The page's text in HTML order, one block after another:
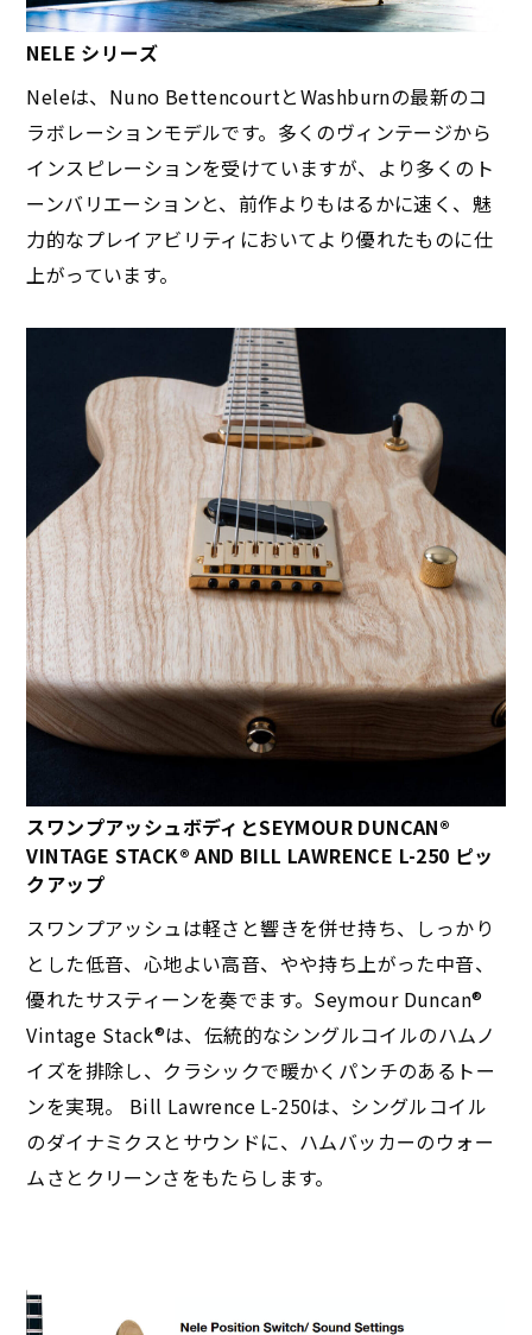
NELE シリーズ
Neleは、Nuno BettencourtとWashburnの最新のコ
ラボレーションモデルです。多くのヴィンテージから
インスピレーションを受けていますが、より多くのト
ーンバリエーションと、前作よりもはるかに速く、魅
力的なプレイアビリティにおいてより優れたものに仕
上がっています。
スワンプアッシュボディとSEYMOUR DUNCAN®
VINTAGE STACK® AND BILL LAWRENCE L-250 ピッ
クアップ
スワンプアッシュは軽さと響きを併せ持ち、しっかり
とした低音、心地よい高音、やや持ち上がった中音、
優れたサスティーンを奏でます。Seymour Duncan®
Vintage Stack®は、伝統的なシングルコイルのハムノ
イズを排除し、クラシックで暖かくパンチのあるトー
ンを実現。 Bill Lawrence L-250は、シングルコイル
のダイナミクスとサウンドに、ハムバッカーのウォー
ムさとクリーンさをもたらします。